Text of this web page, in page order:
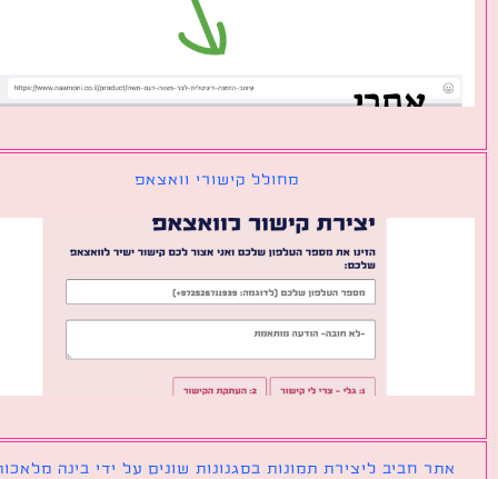
מחולל קישורי וואצאפ
חביב ליצירת תמונות בסגנונות שונים על ידי בינה מלאכותית